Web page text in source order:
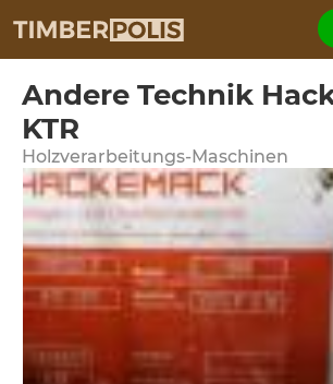
Andere Technik
KTR
Holzverarbeitungs-Maschinen